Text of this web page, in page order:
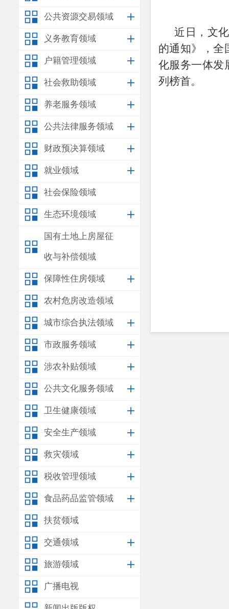
公共资源交易领域
义务教育领域
户籍管理领域
社会救助领域
养老服务领域
公共法律服务领域
财政预决算领域
就业领域
社会保险领域
生态环境领域
国有土地上房屋征
收与补偿领域
保障性住房领域
农村危房改造领域
城市综合执法领域
市政服务领域
涉农补贴领域
公共文化服务领域
卫生健康领域
安全生产领域
救灾领域
税收管理领域
食品药品监管领域
扶贫领域
交通领域
旅游领域
广播电视
近日，文
的通知》，全
化服务一体发
列榜首。